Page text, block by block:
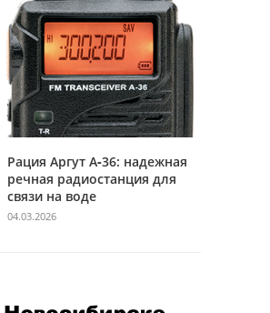
Рация Аргут А‑36: надежная
речная радиостанция для
связи на воде
04.03.2026